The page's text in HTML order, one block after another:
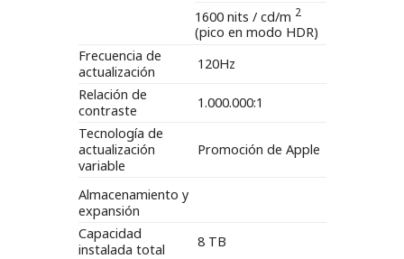
1600 nits / cd/m 2
(pico en modo HDR)
Frecuencia de
actualización
120Hz
Relación de
contraste
1.000.000:1
Tecnología de
actualización
variable
Promoción de Apple
Almacenamiento y
expansión
Capacidad
instalada total
8 TB